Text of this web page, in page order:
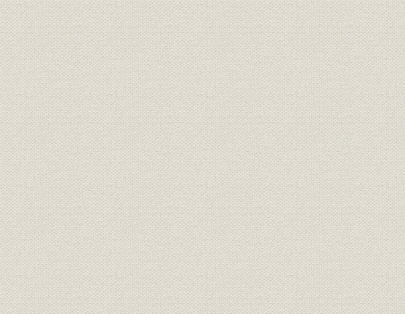
2. ペーパーダイエット
3. 文化施設
4. 社内レストラン
5. ビル管理
第2章 HOPEシステム
第1節 フレンズ後継構築へ
1. システム計画室が発足
2. 画像システムの開発
3. フレンズが幕閉じる